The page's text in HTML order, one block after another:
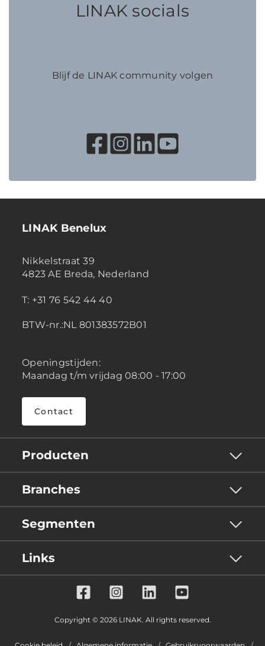
LINAK socials
Blijf de LINAK community volgen
LINAK Benelux
Nikkelstraat 39
4823 AE Breda, Nederland
T: +31 76 542 44 40
BTW-nr.:NL 801383572B01
Openingstijden:
Maandag t/m vrijdag 08:00 - 17:00
Contact
Producten
Branches
Segmenten
Links
Copyright © 2026 LINAK. All rights reserved.